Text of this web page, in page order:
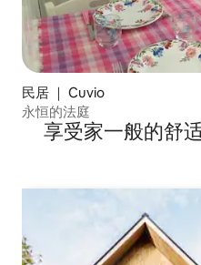
民居 ｜ Cuvio
永恒的法庭
享受家一般的舒